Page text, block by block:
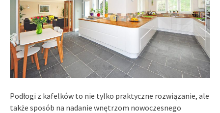
Podłogi z kafelków to nie tylko praktyczne rozwiązanie, ale
także sposób na nadanie wnętrzom nowoczesnego